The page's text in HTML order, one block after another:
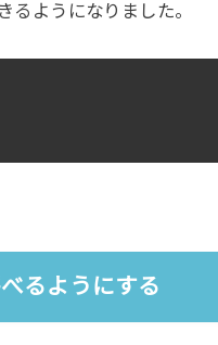
るようになりました。
るようにする